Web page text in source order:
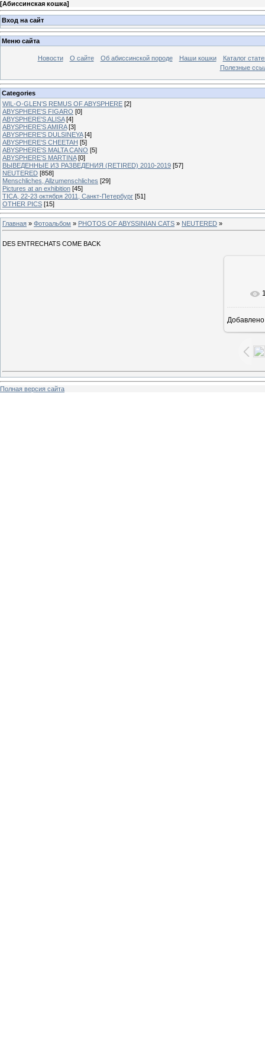
[Абиссинская кошка]
Вход на сайт
Меню сайта
Новости О сайте Об абиссинской породе Наши кошки
Каталог
Полезные
Categories
WIL-O-GLEN'S REMUS OF ABYSPHERE [2]
ABYSPHERE'S FIGARO [0]
ABYSPHERE'S ALISA [4]
ABYSPHERE'S AMIRA [3]
ABYSPHERE'S DULSINEYA [4]
ABYSPHERE'S CHEETAH [5]
ABYSPHERE'S MALTA CANO [5]
ABYSPHERE'S MARTINA [0]
ВЫВЕДЕННЫЕ ИЗ РАЗВЕДЕНИЯ (RETIRED) 2010-2019 [57]
NEUTERED [858]
Menschliches, Allzumenschliches [29]
Pictures at an exhibition [45]
TICA, 22-23 октября 2011, Санкт-Петербург [51]
OTHER PICS [15]
Главная » Фотоальбом » PHOTOS OF ABYSSINIAN CATS » NEUTERED »
DES ENTRECHATS COME BACK
В
Добавлено
Полная версия сайта